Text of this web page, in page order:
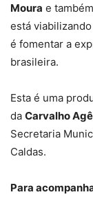
Moura e
está
é fomentar a
brasileira.
Esta é uma
da Carvalho
Secretaria
Caldas.
Para